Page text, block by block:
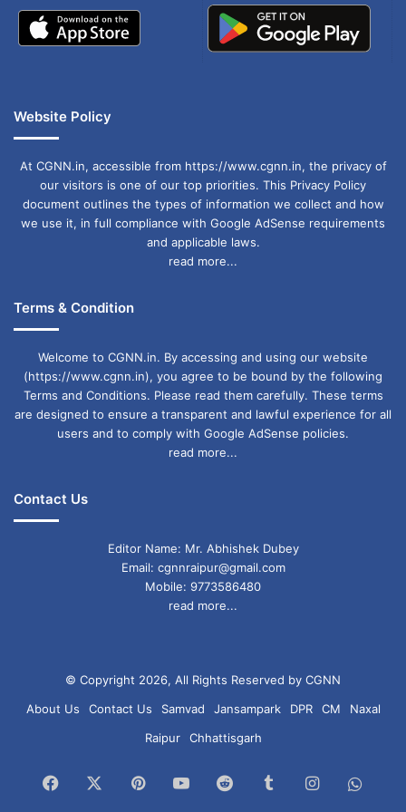
उठाए गए थे। जिस सरकार ने सुरक्षा व्यवस्था
को नजरअंदाज किया, वह आज सुरक्षा पर
के आयोजन के लिए सुरक्षा के व्यापक इंतजाम
किए हैं। प्रत्येक कोने में पुलिस बल तैनात है
और इस बार मेले में आधुनिक तकनीक का
इस्तेमाल किया जा रहा है, जैसे सीसीटीवी
विशेष तैनाती।” उन्होंने यह भी कहा कि पहले
की सरकारें सिर्फ घोषणा करती थीं, लेकिन
योगी सरकार ने सुरक्षा को प्राथमिकता दी है
और इस बार पूरी तैयारी के साथ कुंभ मेले का
आयोजन किया जा रहा है।
मेला सुरक्षा के लिए ये व्यवस्था की सरकार ने
सीसीटीवी कैमरे और ड्रोन कैमरे के माध्यम से मेला
विशेष सुरक्षा दल और पैरामिलिट्री फोर्सेस का
सुरक्षात्मक उपायों को लेकर व्यापक योजना, जिसमें
Website Policy
At CGNN.in, accessible from https://www.cgnn.in, the privacy of
our visitors is one of our top priorities. This Privacy Policy
document outlines the types of information we collect and how
we use it, in full compliance with Google AdSense requirements
and applicable laws.
read more...
Terms & Condition
Welcome to CGNN.in. By accessing and using our website
(https://www.cgnn.in), you agree to be bound by the following
Terms and Conditions. Please read them carefully. These terms
are designed to ensure a transparent and lawful experience for all
users and to comply with Google AdSense policies.
read more...
Contact Us
Editor Name: Mr. Abhishek Dubey
Email: cgnnraipur@gmail.com
Mobile: 9773586480
read more...
© Copyright 2026, All Rights Reserved by CGNN
About Us
Contact Us Samvad Jansampark DPR CM
Naxal
Raipur
Chhattisgarh
Facebook PinterestYouTubeReddit TumblrInstagram